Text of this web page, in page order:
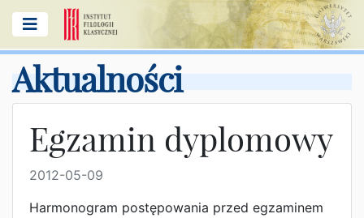
Aktualności
Egzamin dyplomowy
2012-05-09
Harmonogram postępowania przed egzaminem